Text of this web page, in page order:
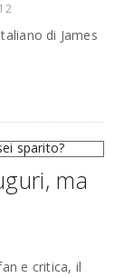
di James
ma
e critica, il